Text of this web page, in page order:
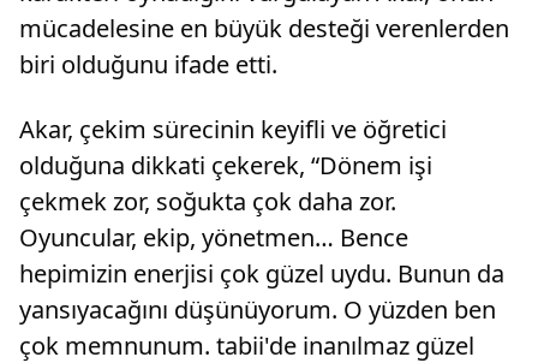
mücadelesine en büyük desteği verenlerden
biri olduğunu ifade etti.
Akar, çekim sürecinin keyifli ve öğretici
olduğuna dikkati çekerek, “Dönem işi
çekmek zor, soğukta çok daha zor.
Oyuncular, ekip, yönetmen… Bence
hepimizin enerjisi çok güzel uydu. Bunun da
yansıyacağını düşünüyorum. O yüzden ben
çok memnunum. tabii'de inanılmaz güzel